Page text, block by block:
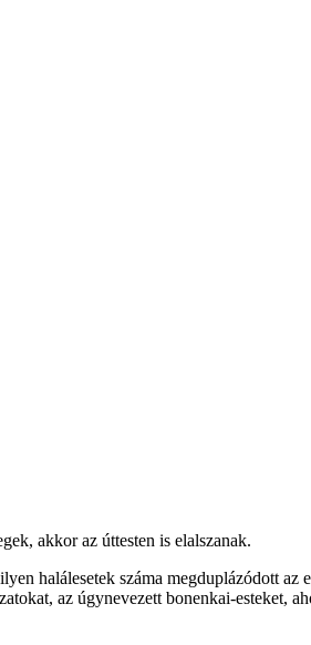
akkor az úttesten is elalszanak.
halálesetek száma megduplázódott
az úgynevezett bonenkai-esteket,